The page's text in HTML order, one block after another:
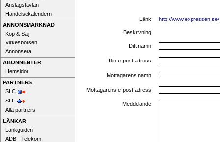
Anslagstavlan
Händelsekalendern
ANNONSMARKNAD
Köp & Sälj
Virkesbörsen
Annonsera
ABONNENTER
Hemsidor
PARTNERS
SLC
SLF
Alla partners
LÄNKAR
Länkguiden
ADB - Telekom
Länk http://www.expressen.se/
Beskrivning
Ditt namn
Din e-post adress
Mottagarens namn
Mottagarens e-post adress
Meddelande